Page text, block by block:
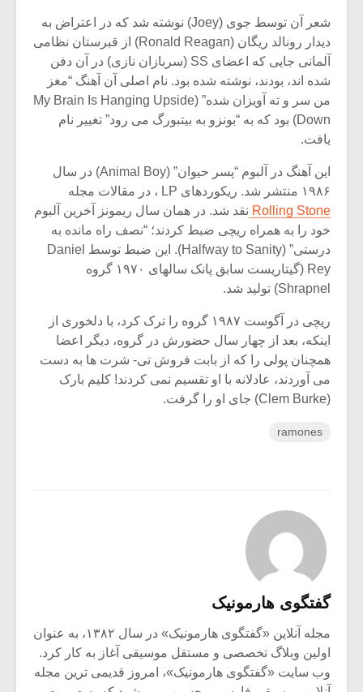
شعر آن توسط جوی (Joey) نوشته شد که در اعتراض به
دیدار رونالد ریگان (Ronald Reagan) از قبرستان نظامی
آلمانی جایی که اعضای SS (سربازان نازی) در آن دفن
شده اند، بودند، نوشته شده بود. نام اصلی آن آهنگ “مغز
من سر و ته آویزان شده” (My Brain Is Hanging Upside
Down) بود که به “بونزو به بیتبورگ می رود” تغییر نام
یافت.
این آهنگ در آلبوم “پسر حیوان” (Animal Boy) در سال
۱۹۸۶ منتشر شد. ریکوردهای LP ، در مقالات مجله
Rolling Stone نقد شد. در همان سال ریمونز آخرین آلبوم
خود را به همراه ریچی ضبط کردند؛ “نصف راه مانده به
درستی” (Halfway to Sanity). این ضبط توسط Daniel
Rey (گیتاریست سابق پانک سالهای ۱۹۷۰ گروه
Shrapnel) تولید شد.
ریچی در آگوست ۱۹۸۷ گروه را ترک کرد، با دلخوری از
اینکه، بعد از چهار سال حضورش در گروه، دیگر اعضا
همچنان پولی را که از بابت فروش تی- شرت ها به دست
می آوردند، عادلانه با او تقسیم نمی کردند! کلیم بارک
(Clem Burke) جای او را گرفت.
ramones
گفتگوی هارمونیک
مجله آنلاین «گفتگوی هارمونیک» در سال ۱۳۸۲، به عنوان
اولین وبلاگ تخصصی و مستقل موسیقی آغاز به کار کرد.
وب سایت «گفتگوی هارمونیک»، امروز قدیمی ترین مجله